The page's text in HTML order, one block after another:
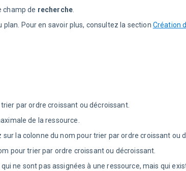
champ de recherche.
plan. Pour en savoir plus, consultez la section Création
par ordre croissant ou décroissant.
de la ressource.
la colonne du nom pour trier par ordre croissant ou
pour trier par ordre croissant ou décroissant.
ne sont pas assignées à une ressource, mais qui